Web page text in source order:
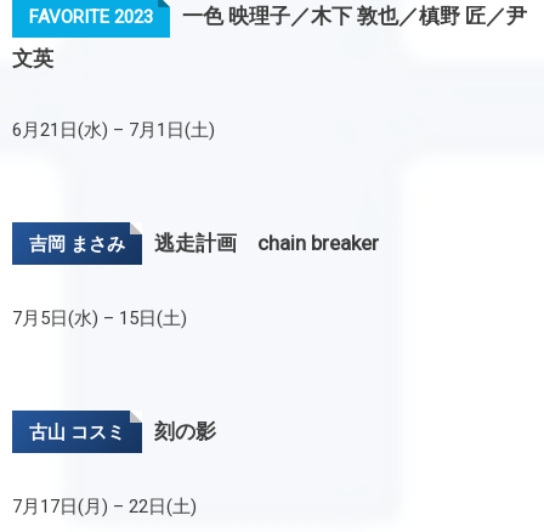
FAVORITE 2023
一色 映理子／木下 敦也／槙野 匠／尹
文英
6月21日(水) – 7月1日(土)
吉岡 まさみ 逃走計画 chain breaker
7月5日(水) – 15日(土)
古山 コスミ 刻の影
7月17日(月) – 22日(土)